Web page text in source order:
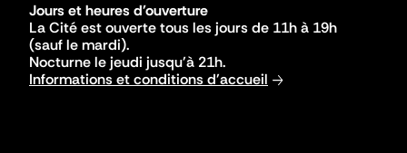
Jours et heures d'ouverture
La Cité est ouverte tous les jours de 11h à 19h
(sauf le mardi).
Nocturne le jeudi jusqu'à 21h.
Informations et conditions d'accueil